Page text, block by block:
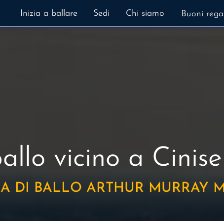
Inizia a ballare Sedi Chi siamo Buoni
vicino a
DI BALLO ARTHUR MURRAY